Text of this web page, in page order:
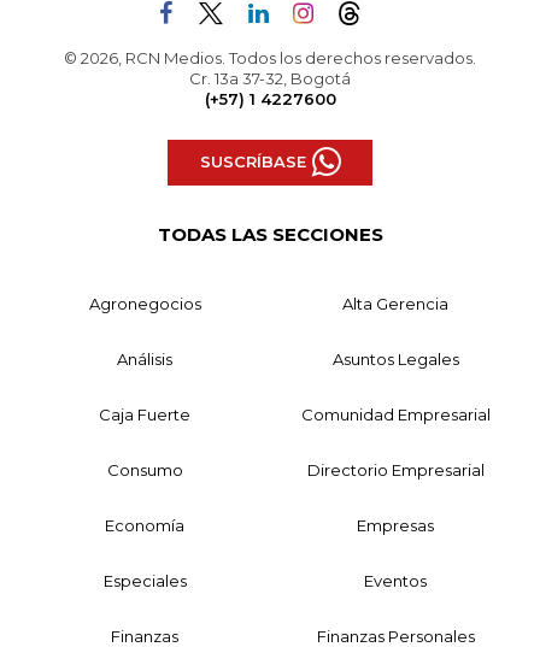
© 2026, RCN Medios. Todos los derechos reservados.
Cr. 13a 37-32, Bogotá
(+57) 1 4227600
SUSCRÍBASE
TODAS LAS SECCIONES
Agronegocios Alta Gerencia
Análisis Asuntos Legales
Caja Fuerte Comunidad Empresarial
Consumo Directorio Empresarial
Economía Empresas
Especiales Eventos
Finanzas Finanzas Personales